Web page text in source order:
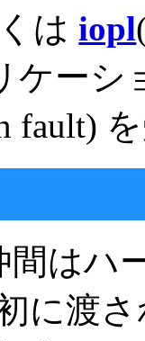
は iopl
ケーシ
fault)
間はハ
に渡